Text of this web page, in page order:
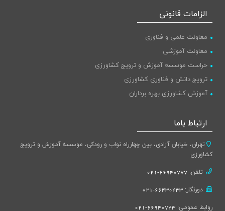
الزامات قانونی
معاونت علمی و فناوری
معاونت آموزشی
حراست موسسه آموزش و ترویج کشاورزی
ترویج دانش و فناوری کشاورزی
آموزش کشاورزی بهره برداران
ارتباط باما
تهران، خیابان آزادی، بین چهارراه نواب و رودکی، موسسه آموزش و ترویج
کشاورزی
تلفن: 66940777-021
دورنگار: 66430433-021
روابط عمومی: 66940743-021